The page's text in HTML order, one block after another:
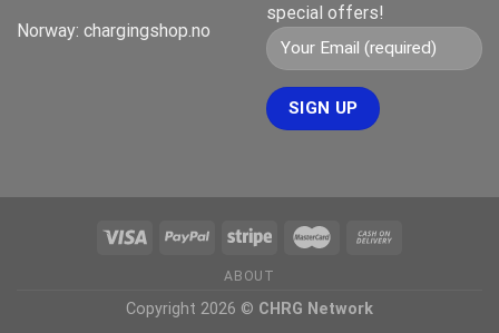
Norway: chargingshop.no
special offers!
ABOUT
Copyright 2026 © CHRG Network